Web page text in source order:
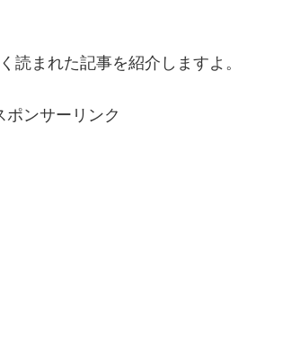
読まれた記事を紹介しますよ。
ポンサーリンク